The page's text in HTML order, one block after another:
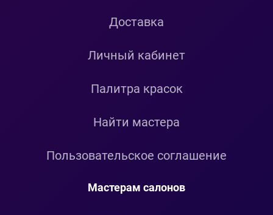
Доставка
Личный кабинет
Палитра красок
Найти мастера
Пользовательское соглашение
Мастерам салонов